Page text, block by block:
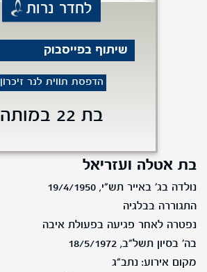
לחדר נרות
שיתוף בפייסבוק
הדפסת תווית לנר זיכרון
בת 22 במותה
בת אטלה ועזריאל
נולדה בג' באייר תש"י, 19/4/1950
התגוררה בבלגיה
נפטרה לאחר פגיעה בפעולת איבה
בה' בסיון תשל"ב, 18/5/1972
מקום אירוע: נתב"ג